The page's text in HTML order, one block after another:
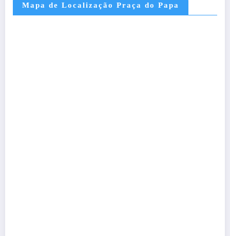
Mapa de Localização Praça do Papa